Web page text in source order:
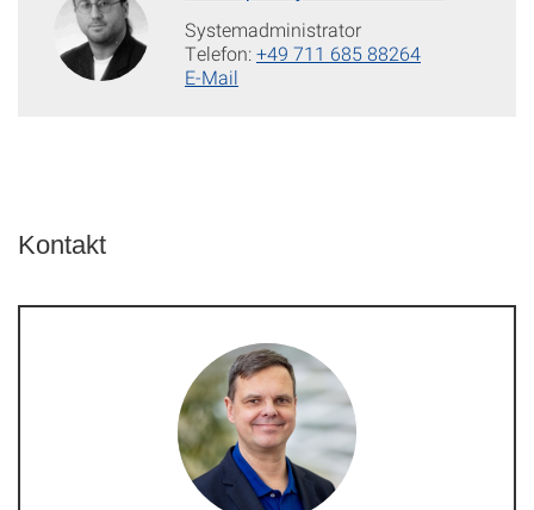
Systemadministrator
Telefon:+49 711 685 88264
E-Mail
Kontakt